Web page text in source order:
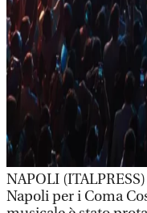
NAPOLI
Napoli per i Coma